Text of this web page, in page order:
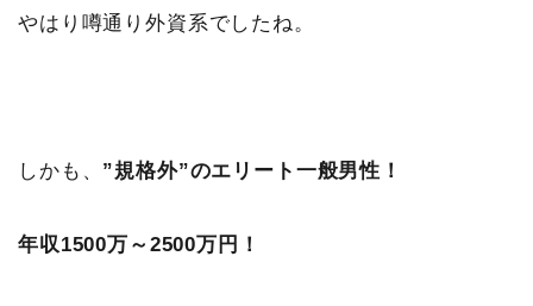
やはり噂通り外資系でしたね。
しかも、 ”規格外”のエリート一般男性！
年収1500万～2500万円！